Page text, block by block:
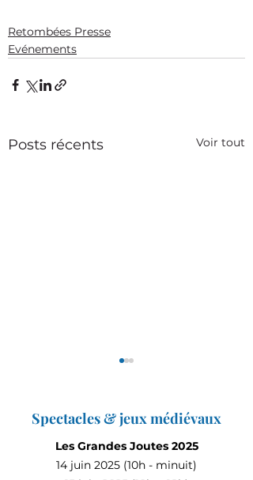
Retombées Presse
Evénements
Posts récents Voir tout
Spectacles & jeux médiévaux
Les Grandes Joutes 2025
14 juin 2025 (10h - minuit)